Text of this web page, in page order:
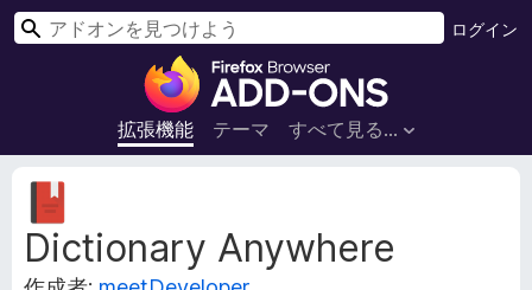
F
r
e
x
ブ
拡張機能 テーマ すべて見る...
ログイン
検
Dictionary Anywhere
拡
張
機
能